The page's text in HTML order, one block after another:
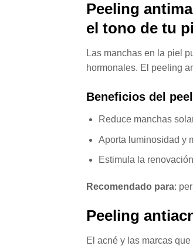
Peeling
el tono de tu
Las manchas en la piel
hormonales. El peeling
Beneficios del
Reduce manchas
Aporta luminosidad y
Estimula la
Recomendado para:
Peeling
El acné y las marcas